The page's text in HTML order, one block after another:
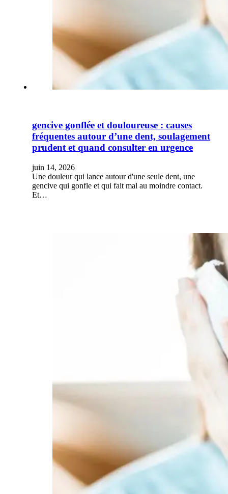
gencive gonflée et douloureuse : causes
fréquentes autour d’une dent, soulagement
prudent et quand consulter en urgence
juin 14, 2026
Une douleur qui lance autour d'une seule dent, une
gencive qui gonfle et qui fait mal au moindre contact.
Et…